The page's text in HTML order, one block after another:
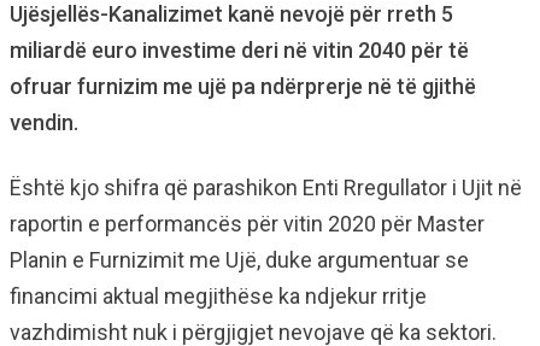
Ujësjellës-Kanalizimet kanë nevojë për rreth 5
miliardë euro investime deri në vitin 2040 për të
ofruar furnizim me ujë pa ndërprerje në të gjithë
vendin.
Është kjo shifra që parashikon Enti Rregullator i Ujit në
raportin e performancës për vitin 2020 për Master
Planin e Furnizimit me Ujë, duke argumentuar se
financimi aktual megjithëse ka ndjekur rritje
vazhdimisht nuk i përgjigjet nevojave që ka sektori.